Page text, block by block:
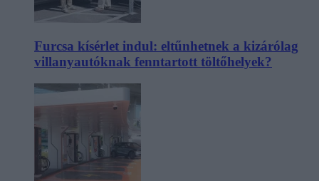
Furcsa kísérlet indul: eltűnhetnek a kizárólag
villanyautóknak fenntartott töltőhelyek?